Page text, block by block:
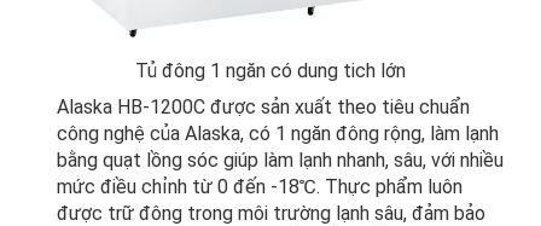
Tủ đông 1 ngăn có dung tich lớn
Alaska HB-1200C được sản xuất theo tiêu chuẩn
công nghệ của Alaska, có 1 ngăn đông rộng, làm lạnh
bằng quạt lồng sóc giúp làm lạnh nhanh, sâu, với nhiều
mức điều chỉnh từ 0 đến -18℃. Thực phẩm luôn
được trữ đông trong môi trường lạnh sâu, đảm bảo